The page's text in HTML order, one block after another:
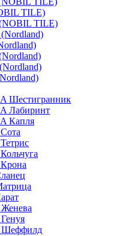
TILE)
TILE)
Шестигранник
Лабиринт
Капля
Крона
Шеффилд